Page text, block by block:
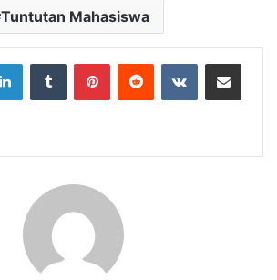
Tuntutan Mahasiswa
LinkedInTumblr PinterestReddit VKontakteBagikan Lewat Email